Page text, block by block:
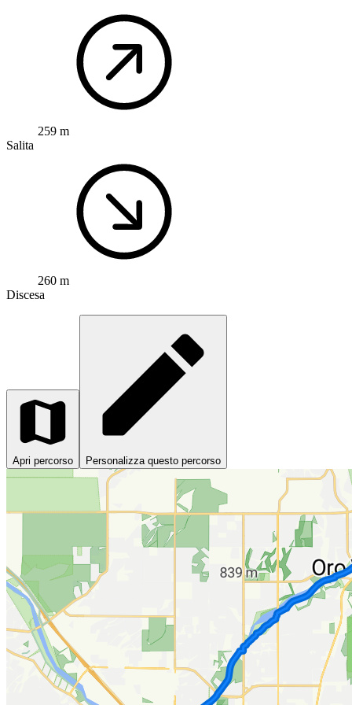
259 m
Salita
260 m
Discesa
Apri percorso Personalizza questo percorso